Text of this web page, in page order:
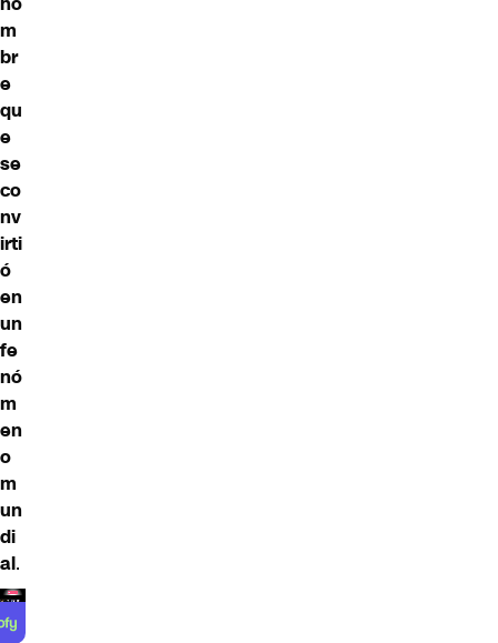
m
br
e
qu
e
se
co
nv
irti
ó
en
un
fe
nó
m
en
o
m
un
di
al.